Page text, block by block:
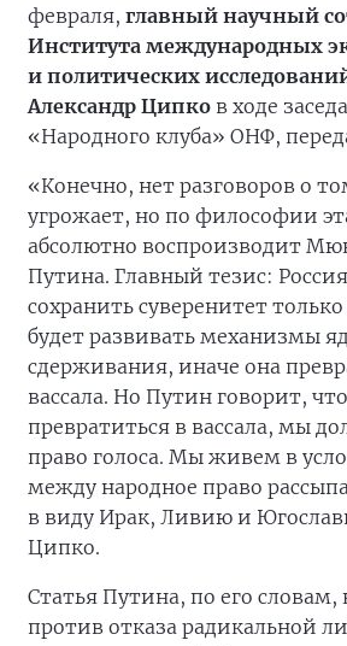
февраля, главный научный
Института международных
и политических
Александр Ципко в ходе
«Народного клуба» ОНФ,
«Конечно, нет разговоров о
угрожает, но по философии
абсолютно воспроизводит
Путина. Главный тезис:
сохранить суверенитет только
будет развивать механизмы
сдерживания, иначе она
вассала. Но Путин говорит,
превратиться в вассала, мы
право голоса. Мы живем в
между народное право
в виду Ирак, Ливию и
Ципко.
Статья Путина, по его словам,
против отказа радикальной